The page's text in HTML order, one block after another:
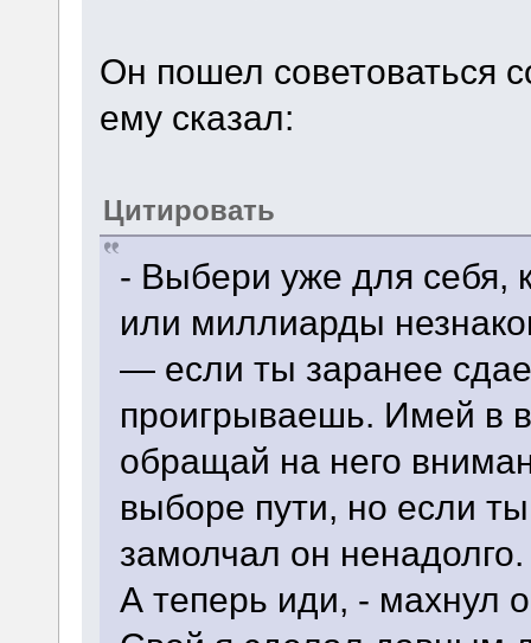
Он пошел советоваться
ему сказал:
Цитировать
- Выбери уже для себя,
или миллиарды
— если ты заранее
проигрываешь. Имей в
обращай на него
выборе пути, но если
замолчал он
А теперь иди, - махнул